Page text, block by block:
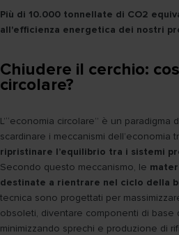
Più di 10.000 tonnellate di CO2
all'efficienza energetica dei nostri
Chiudere il cerchio:
circolare?
L’“economia circolare” è un paradigma
scardinare i meccanismi dell’economia
ripristinare l’equilibrio tra i sistemi
Secondo questo meccanismo, le
destinate a rientrare nel ciclo della
tecnica sono progettati per
obsoleti, diventare componenti di base
minimizzando sprechi e produzione di